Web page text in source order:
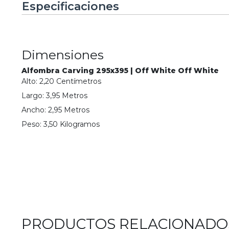
Especificaciones
Dimensiones
Alfombra Carving 295x395 | Off White Off White
Alto: 2,20 Centímetros
Largo:3,95 Metros
Ancho: 2,95 Metros
Peso:3,50 Kilogramos
PRODUCTOS